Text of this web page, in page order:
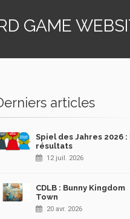
GAME
articles
Spiel des Jahres 2026 :
résultats
12 juil. 2026
CDLB : Bunny Kingdom
Town
20 avr. 2026